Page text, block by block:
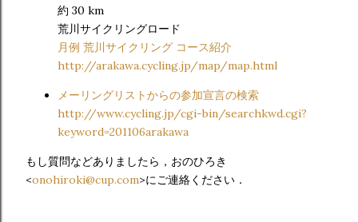
約 30 km
荒川サイクリングロード
月例 荒川サイクリング コース紹介
http://arakawa.cycling.jp/map/map.html
メーリングリストからの参加宣言の検索
http://www.cycling.jp/cgi-bin/searchkwd.cgi?
keyword=201106arakawa
もし質問などありましたら，おのひろき
<onohiroki@cup.com>にご連絡ください．